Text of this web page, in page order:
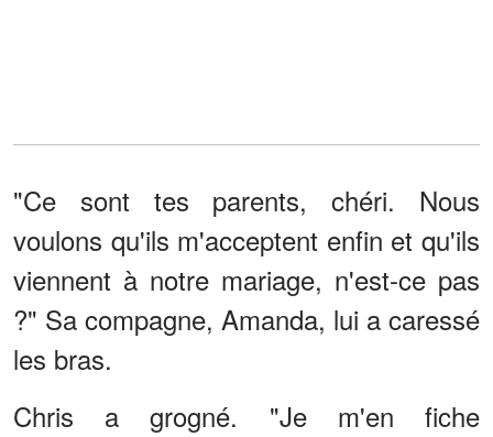
"Ce sont tes parents, chéri. Nous
voulons qu'ils m'acceptent enfin et qu'ils
viennent à notre mariage, n'est-ce pas
?" Sa compagne, Amanda, lui a caressé
les bras.
Chris a grogné. "Je m'en fiche